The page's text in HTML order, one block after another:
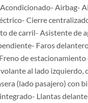
Airbag-
Cierre
de carril- Asistente de
Faros
de
al lado
(lado pasajero) con
Llantas